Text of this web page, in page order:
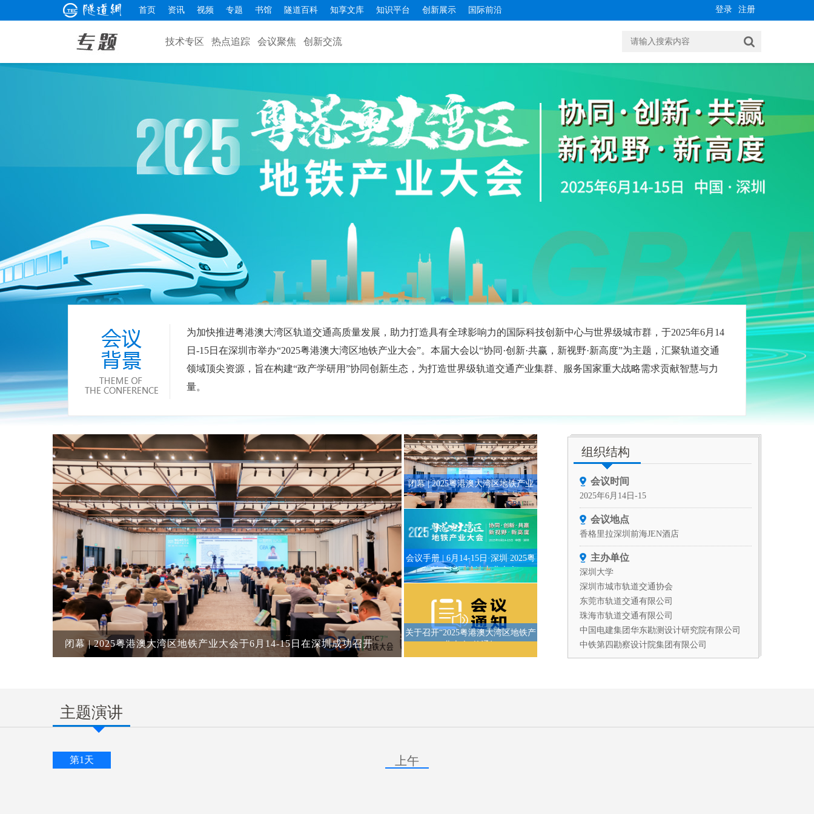
首页 资讯 视频 专题 书馆 隧道百科 知享文库 知识平台 创新展示 国际前沿 注册
登录
技术专区 热点追踪 会议聚焦 创新交流
为加快推进粤港澳大湾区轨道交通高质量发展，助力打造具有全球影响力的国际科技创新中心与世界级城市群，于2025年6月14
日-15日在深圳市举办“2025粤港澳大湾区地铁产业大会”。本届大会以“协同·创新·共赢，新视野·新高度”为主题，汇聚轨道交通
领域顶尖资源，旨在构建“政产学研用”协同创新生态，为打造世界级轨道交通产业集群、服务国家重大战略需求贡献智慧与力
量。
闭幕 | 2025粤港澳大湾区地铁产业大会于6月14-15日在深圳成功召开
闭幕 | 2025粤港澳大湾区地铁产业
大会于6月14-15日在深圳成功召开
会议手册 | 6月14-15日·深圳 2025粤
港澳大湾区地铁产业大会
关于召开“2025粤港澳大湾区地铁产
组织结构
会议时间
2025年6月14日-15
会议地点
香格里拉深圳前海JEN酒店
主办单位
深圳大学
深圳市城市轨道交通协会
东莞市轨道交通有限公司
珠海市轨道交通有限公司
中国电建集团华东勘测设计研究院有限公司
中铁第四勘察设计院集团有限公司
美的楼宇科技
广东省深地科学与地热能开发利用重点实验室
主题演讲
第1天 上午